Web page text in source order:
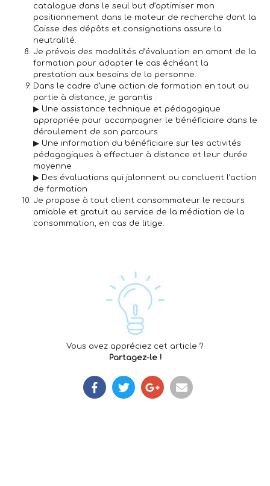
catalogue dans le seul but d’optimiser mon
positionnement dans le moteur de recherche dont la
Caisse des dépôts et consignations assure la
neutralité.
Je prévois des modalités d’évaluation en amont de la
formation pour adapter le cas échéant la
prestation aux besoins de la personne.
Dans le cadre d’une action de formation en tout ou
partie à distance, je garantis :
▶ Une assistance technique et pédagogique
appropriée pour accompagner le bénéficiaire dans le
déroulement de son parcours
▶ Une information du bénéficiaire sur les activités
pédagogiques à effectuer à distance et leur durée
moyenne
▶ Des évaluations qui jalonnent ou concluent l’action
de formation
Je propose à tout client consommateur le recours
amiable et gratuit au service de la médiation de la
consommation, en cas de litige.
Vous avez appréciez cet article ?
Partagez-le !